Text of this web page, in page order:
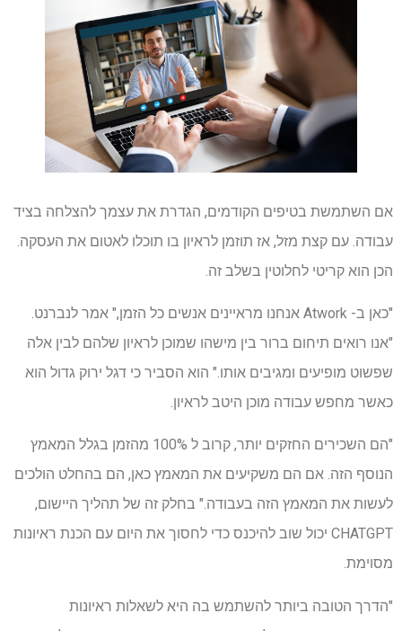
אם השתמשת בטיפים הקודמים, הגדרת את עצמך להצלחה בציד
עבודה. עם קצת מזל, אז תוזמן לראיון בו תוכלו לאטום את העסקה.
הכן הוא קריטי לחלוטין בשלב זה.
"כאן ב- Atwork אנחנו מראיינים אנשים כל הזמן," אמר לנברנט.
"אנו רואים תיחום ברור בין מישהו שמוכן לראיון שלהם לבין אלה
שפשוט מופיעים ומגיבים אותו." הוא הסביר כי דגל ירוק גדול הוא
כאשר מחפש עבודה מוכן היטב לראיון.
"הם השכירים החזקים יותר, קרוב ל 100% מהזמן בגלל המאמץ
הנוסף הזה. אם הם משקיעים את המאמץ כאן, הם בהחלט הולכים
לעשות את המאמץ הזה בעבודה." בחלק זה של תהליך היישום,
CHATGPT יכול שוב להיכנס כדי לחסוך את היום עם הכנת ראיונות
מסוימת.
"הדרך הטובה ביותר להשתמש בה היא לשאלות ראיונות